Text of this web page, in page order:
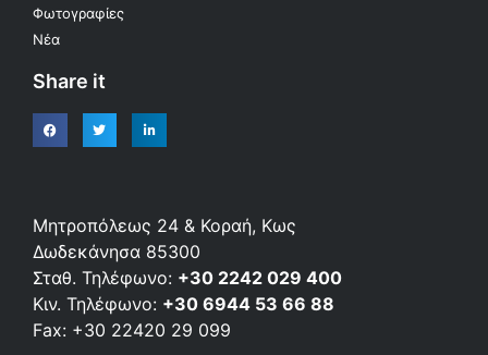
Φωτογραφίες
Νέα
Share it
Μητροπόλεως 24 & Κοραή, Κως
Δωδεκάνησα 85300
Σταθ. Τηλέφωνο: +30 2242 029 400
Κιν. Τηλέφωνο: +30 6944 53 66 88
Fax: +30 22420 29 099